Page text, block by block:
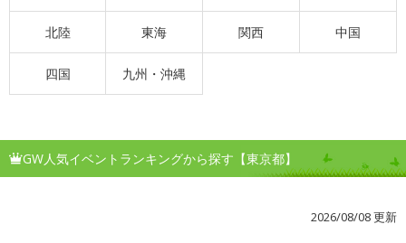
北陸 東海 関西 中国
四国 九州・沖縄
GW人気イベントランキングから探す【東京都】
2026/08/08 更新